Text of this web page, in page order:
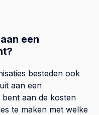
een
besteden ook
aan een
aan de kosten
te maken met welke